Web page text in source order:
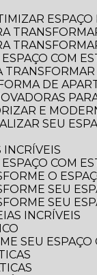
ESPAÇO
COM
DE
E
SEU
INCRÍVEIS
COM
O
SEU
SEU
INCRÍVEIS
SEU